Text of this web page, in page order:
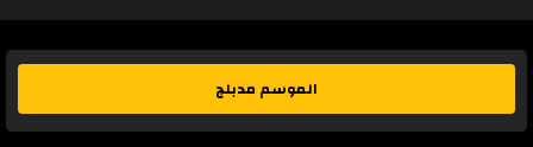
الموسم مدبلج